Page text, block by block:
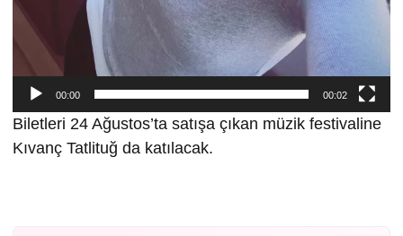
00:00 00:02
Biletleri 24 Ağustos’ta satışa çıkan müzik festivaline
Kıvanç Tatlituğ da katılacak.